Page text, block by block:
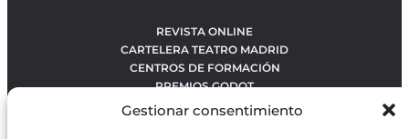
Gestionar consentimiento
REVISTA ONLINE
CARTELERA TEATRO MADRID
CENTROS DE FORMACIÓN
PREMIOS GODOT